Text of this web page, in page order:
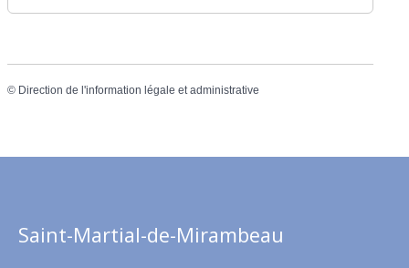
© Direction de l'information légale et administrative
Saint-Martial-de-Mirambeau